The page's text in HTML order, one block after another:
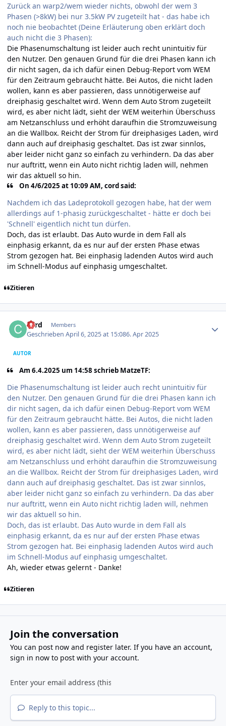
Zurück an warp2/wem wieder nichts, obwohl der wem 3
Phasen (>8kW) bei nur 3.5kW PV zugeteilt hat - das habe ich
noch nie beobachtet (Deine Erläuterung oben erklärt doch
auch nicht die 3 Phasen):
Die Phasenumschaltung ist leider auch recht unintuitiv für
den Nutzer. Den genauen Grund für die drei Phasen kann ich
dir nicht sagen, da ich dafür einen Debug-Report vom WEM
für den Zeitraum gebraucht hätte. Bei Autos, die nicht laden
wollen, kann es aber passieren, dass unnötigerweise auf
dreiphasig geschaltet wird. Wenn dem Auto Strom zugeteilt
wird, es aber nicht lädt, sieht der WEM weiterhin Überschuss
am Netzanschluss und erhöht daraufhin die Stromzuweisung
an die Wallbox. Reicht der Strom für dreiphasiges Laden, wird
dann auch auf dreiphasig geschaltet. Das ist zwar sinnlos,
aber leider nicht ganz so einfach zu verhindern. Da das aber
nur auftritt, wenn ein Auto nicht richtig laden will, nehmen
wir das aktuell so hin.
On 4/6/2025 at 10:09 AM, cord said:
Nachdem ich das Ladeprotokoll gezogen habe, hat der wem
allerdings auf 1-phasig zurückgeschaltet - hätte er doch bei
'Schnell' eigentlich nicht tun dürfen.
Doch, das ist erlaubt. Das Auto wurde in dem Fall als
einphasig erkannt, da es nur auf der ersten Phase etwas
Strom gezogen hat. Bei einphasig ladenden Autos wird auch
im Schnell-Modus auf einphasig umgeschaltet.
Zitieren
cord Members
GeschriebenApril 6, 2025 at 15:086. Apr 2025
AUTOR
Am 6.4.2025 um 14:58 schrieb MatzeTF:
Die Phasenumschaltung ist leider auch recht unintuitiv für
den Nutzer. Den genauen Grund für die drei Phasen kann ich
dir nicht sagen, da ich dafür einen Debug-Report vom WEM
für den Zeitraum gebraucht hätte. Bei Autos, die nicht laden
wollen, kann es aber passieren, dass unnötigerweise auf
dreiphasig geschaltet wird. Wenn dem Auto Strom zugeteilt
wird, es aber nicht lädt, sieht der WEM weiterhin Überschuss
am Netzanschluss und erhöht daraufhin die Stromzuweisung
an die Wallbox. Reicht der Strom für dreiphasiges Laden, wird
dann auch auf dreiphasig geschaltet. Das ist zwar sinnlos,
aber leider nicht ganz so einfach zu verhindern. Da das aber
nur auftritt, wenn ein Auto nicht richtig laden will, nehmen
wir das aktuell so hin.
Doch, das ist erlaubt. Das Auto wurde in dem Fall als
einphasig erkannt, da es nur auf der ersten Phase etwas
Strom gezogen hat. Bei einphasig ladenden Autos wird auch
im Schnell-Modus auf einphasig umgeschaltet.
Ah, wieder etwas gelernt - Danke!
Zitieren
Join the conversation
You can post now and register later. If you have an account,
sign in nowto post with your account.
Reply to this topic...